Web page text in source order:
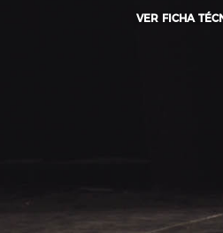
VER FICHA